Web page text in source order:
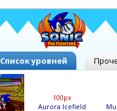
Список уровней
100px
Aurora Icefield